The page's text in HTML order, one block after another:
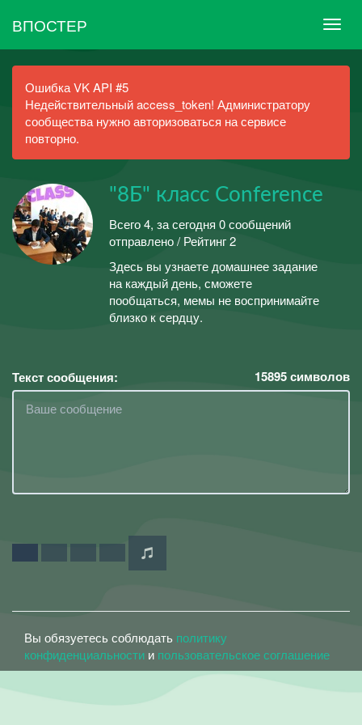
ВПОСТЕР
Ошибка VK API #5
Недействительный access_token! Администратору
сообщества нужно авторизоваться на сервисе
повторно.
"8Б" класс Сonference
Всего 4, за сегодня 0 сообщений
отправлено / Рейтинг 2
Здесь вы узнаете домашнее задание
на каждый день, сможете
пообщаться, мемы не воспринимайте
близко к сердцу.
Текст сообщения: 15895символов
Вы обязуетесь соблюдать политику
конфиденциальности и пользовательское соглашение